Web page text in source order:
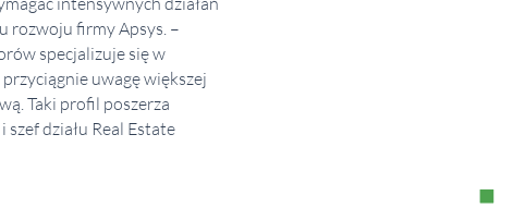
rozwoju firmy Apsys. –
specjalizuje się w
uwagę większej
Taki profil poszerza
działu Real Estate